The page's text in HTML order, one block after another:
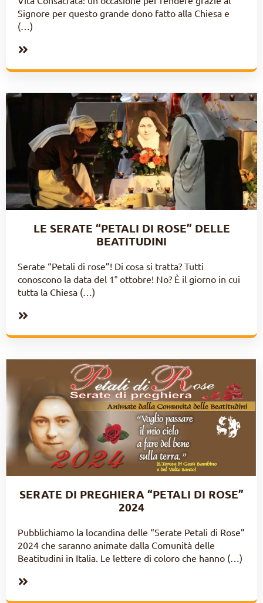
Signore per questo grande dono fatto alla Chiesa e
(…)
LE SERATE “PETALI DI ROSE” DELLE
BEATITUDINI
Serate “Petali di rose”! Di cosa si tratta? Tutti
conoscono la data del 1° ottobre! No? È il giorno in cui
tutta la Chiesa (…)
SERATE DI PREGHIERA “PETALI DI ROSE”
2024
Pubblichiamo la locandina delle “Serate Petali di Rose”
2024 che saranno animate dalla Comunità delle
Beatitudini in Italia. Le lettere di coloro che hanno (…)